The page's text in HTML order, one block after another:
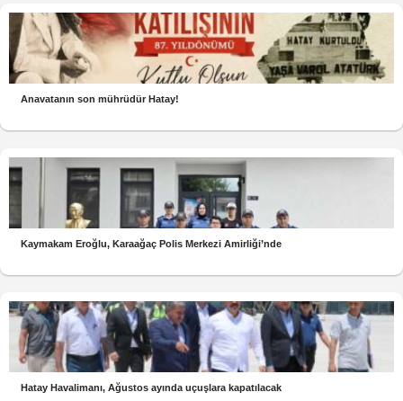
Anavatanın son mührüdür Hatay!
Kaymakam Eroğlu, Karaağaç Polis Merkezi Amirliği’nde
Hatay Havalimanı, Ağustos ayında uçuşlara kapatılacak